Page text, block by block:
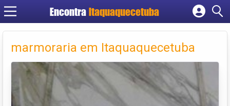
Encontra Itaquaquecetuba
Cadastrar empresa
Criar conta
marmoraria em Itaquaquecetuba